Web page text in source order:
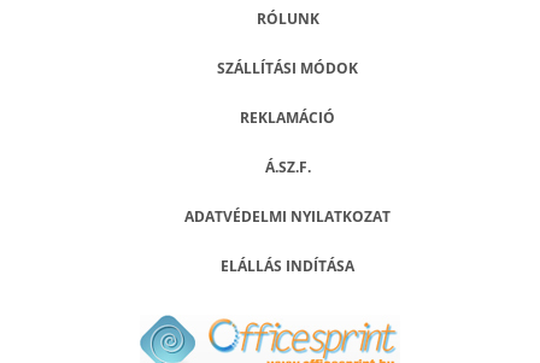
RÓLUNK
SZÁLLÍTÁSI MÓDOK
REKLAMÁCIÓ
Á.SZ.F.
ADATVÉDELMI NYILATKOZAT
ELÁLLÁS INDÍTÁSA